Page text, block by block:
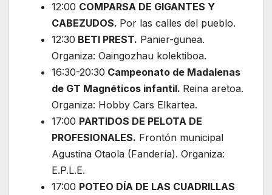
12:00 COMPARSA DE GIGANTES Y
CABEZUDOS. Por las calles del pueblo.
12:30 BETI PREST. Panier-gunea.
Organiza: Oaingozhau kolektiboa.
16:30-20:30 Campeonato de Madalenas
de GT Magnéticos infantil. Reina aretoa.
Organiza: Hobby Cars Elkartea.
17:00 PARTIDOS DE PELOTA DE
PROFESIONALES. Frontón municipal
Agustina Otaola (Fandería). Organiza:
E.P.L.E.
17:00 POTEO DÍA DE LAS CUADRILLAS